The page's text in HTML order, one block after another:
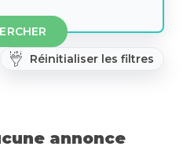
Réinitialiser les filtres
annonce